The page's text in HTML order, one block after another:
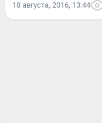
18 августа, 2016, 13:44